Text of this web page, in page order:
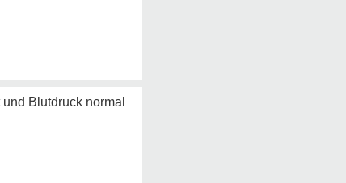
Blutdruck normal